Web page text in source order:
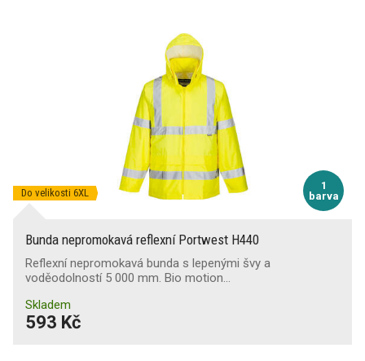
1
barva
Do velikosti 6XL
Bunda nepromokavá reflexní Portwest H440
Reflexní nepromokavá bunda s lepenými švy a
voděodolností 5 000 mm. Bio motion…
Skladem
593 Kč